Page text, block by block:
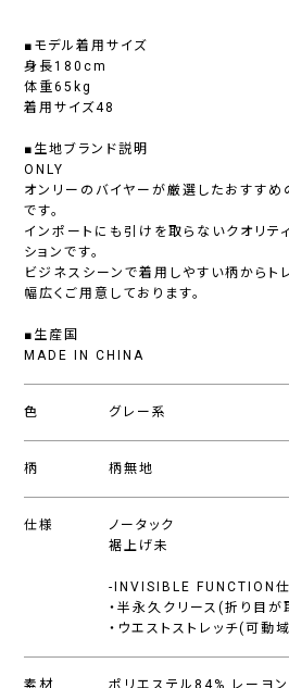
■モデル着用サイズ
身長180cm
体重65kg
着用サイズ48
■生地ブランド説明
ONLY
オンリーのバイヤーが厳選したおすすめ
です。
インポートにも引けを取らないクオリテ
ションです。
ビジネスシーンで着用しやすい柄からト
幅広くご用意しております。
■生産国
MADE IN CHINA
色 グレー系
柄 柄無地
仕様
ノータック
裾上げ未
-INVISIBLE FUNCTION
・半永久クリース(折り目が
・ウエストストレッチ(可